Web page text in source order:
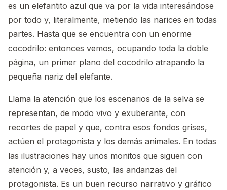
es un elefantito azul que va por la vida interesándose
por todo y, literalmente, metiendo las narices en todas
partes. Hasta que se encuentra con un enorme
cocodrilo: entonces vemos, ocupando toda la doble
página, un primer plano del cocodrilo atrapando la
pequeña nariz del elefante.
Llama la atención que los escenarios de la selva se
representan, de modo vivo y exuberante, con
recortes de papel y que, contra esos fondos grises,
actúen el protagonista y los demás animales. En todas
las ilustraciones hay unos monitos que siguen con
atención y, a veces, susto, las andanzas del
protagonista. Es un buen recurso narrativo y gráfico